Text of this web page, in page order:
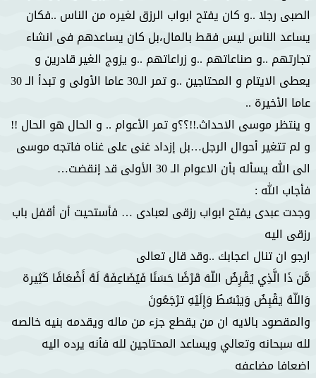
الصبى رجلا ..و كان يفتح ابواب الرزق لغيره من الناس ..فكان
يساعد الناس ليس فقط بالمال،بل كان يساعدهم فى انشاء
تجارتهم ..و صناعاتهم ..و زراعاتهم ..و يزوج الغير قادرين و
يعطى الايتام و المحتاجين ..و تمر الـ30 عاما الأولى و تبدأ الـ 30
عاما الأخيرة ..
و ينتظر موسى الاحداث.!!؟؟و تمر الأعوام .. و الحال هو الحال !!
و لم تتغير أحوال الرجل…بل إزداد غنى على غناه فاتجه موسى
الى الله يسأله بأن الاعوام الـ 30 الأولى قد إنقضت…
فأجاب الله :
وجدت عبدى يفتح ابواب رزقى لعبادى … فأستحيت أن أقفل باب
رزقى اليه
ارجو ان تنال اعجابك ..وقد قال تعالى
مَّن ذَا الَّذِي يُقْرِضُ اللّهَ قَرْضًا حَسَنًا فَيُضَاعِفَهُ لَهُ أَضْعَافًا كَثِيرة
وَاللّهُ يَقْبِضُ وَيَبْسُطُ وَإِلَيْهِ ترْجَعُونَ
والمقصود بالايه ان من يقطع جزء من ماله ويقدمه بنيه خالصه
لله سبحانه وتعالي ويساعد المحتاجين لله فأنه يرده اليه
اضعافا مضاعفه